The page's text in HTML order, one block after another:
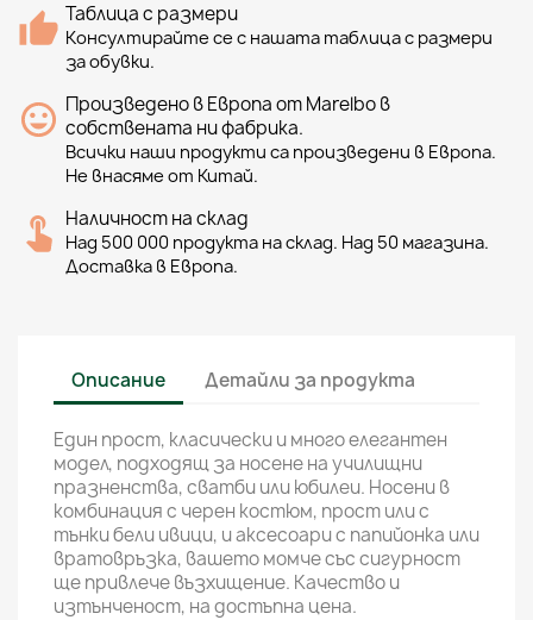
Таблица с размери
Консултирайте се с нашата таблица с размери
за обувки.
Произведено в Европа от Marelbo в
собствената ни фабрика.
Всички наши продукти са произведени в Европа.
Не внасяме от Китай.
Наличност на склад
Над 500 000 продукта на склад. Над 50 магазина.
Доставка в Европа.
Описание Детайли за продукта
Един прост, класически и много елегантен
модел, подходящ за носене на училищни
празненства, сватби или юбилеи. Носени в
комбинация с черен костюм, прост или с
тънки бели ивици, и аксесоари с папийонка или
вратовръзка, вашето момче със сигурност
ще привлече възхищение. Качество и
изтънченост, на достъпна цена.